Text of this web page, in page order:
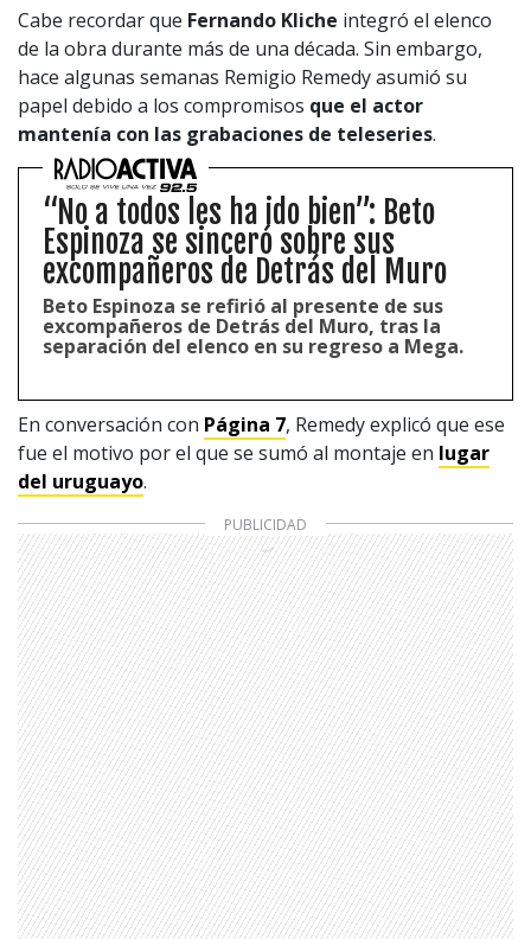
Cabe recordar que Fernando Kliche integró el elenco
de la obra durante más de una década. Sin embargo,
hace algunas semanas Remigio Remedy asumió su
papel debido a los compromisos que el actor
mantenía con las grabaciones de teleseries.
“No a todos les ha ido bien”: Beto
Espinoza se sinceró sobre sus
excompañeros de Detrás del Muro
Beto Espinoza se refirió al presente de sus
excompañeros de Detrás del Muro, tras la
separación del elenco en su regreso a Mega.
En conversación con Página 7, Remedy explicó que ese
fue el motivo por el que se sumó al montaje en lugar
del uruguayo.